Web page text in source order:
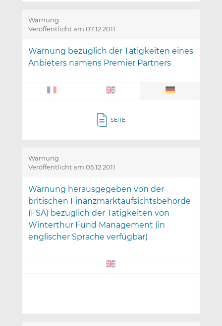
Warnung
Veröffentlicht am 07.12.2011
Warnung bezüglich der Tätigkeiten eines
Anbieters namens Premier Partners
SEITE
Warnung
Veröffentlicht am 05.12.2011
Warnung herausgegeben von der
britischen Finanzmarktaufsichtsbehörde
(FSA) bezüglich der Tätigkeiten von
Winterthur Fund Management (in
englischer Sprache verfügbar)